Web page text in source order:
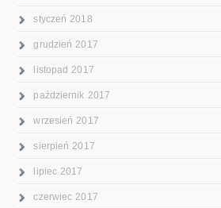
styczeń 2018
grudzień 2017
listopad 2017
październik 2017
wrzesień 2017
sierpień 2017
lipiec 2017
czerwiec 2017